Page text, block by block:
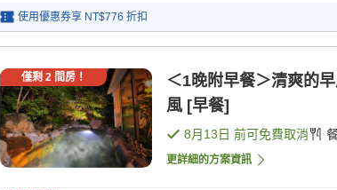
使用優惠券享 NT$776 折扣
僅剩 2 間房！
＜1晚附早餐＞清爽的
風 [早餐]
8月13日 前可免費取消
更詳細的方案資訊